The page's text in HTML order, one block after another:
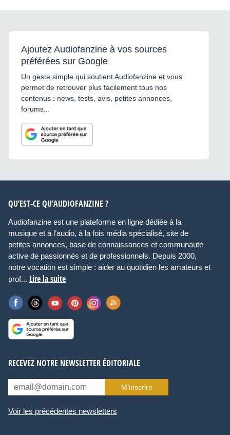
Ajoutez Audiofanzine à vos sources
préférées sur Google
Un geste simple qui soutient Audiofanzine et vous
permet de retrouver plus facilement tous nos
contenus : news, tests, avis, petites annonces,
forums...
QU’EST-CE QU’AUDIOFANZINE ?
Audiofanzine est une plateforme en ligne dédiée à la
musique et à l’audio, à la fois média spécialisé, site de
petites annonces, base de connaissances et communauté
active de passionnés et de professionnels. Depuis 2000,
notre vocation est simple : aider au quotidien les amateurs et
prof... Lire la suite
RECEVEZ NOTRE NEWSLETTER ÉDITORIALE
M’inscrire
Voir les précédentes newsletters